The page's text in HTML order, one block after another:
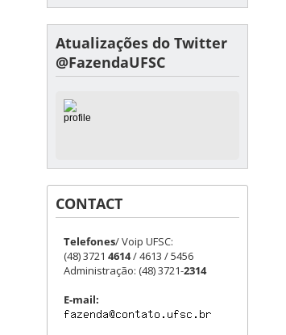
Atualizações do Twitter
@FazendaUFSC
CONTACT
Telefones/ Voip UFSC:
(48) 3721 4614/ 4613 / 5456
Administração: (48) 3721-2314
E-mail: